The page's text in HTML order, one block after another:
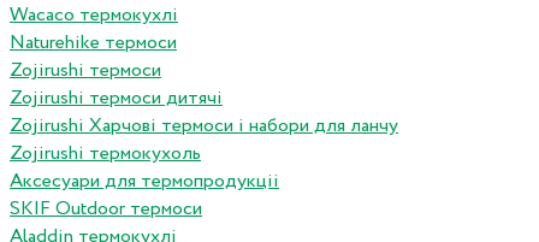
Wacaco термокухлі
Naturehike термоси
Zojirushi термоси
Zojirushi термоси дитячі
Zojirushi Харчові термоси і набори для ланчу
Zojirushi термокухоль
Аксесуари для термопродукціі
SKIF Outdoor термоси